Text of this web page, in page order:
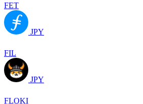
FET
JPY
FIL
JPY
FLOKI